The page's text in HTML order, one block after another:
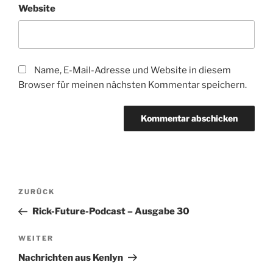
Website
Name, E-Mail-Adresse und Website in diesem
Browser für meinen nächsten Kommentar speichern.
Beitragsnavigation
Vorheriger
Beitrag
ZURÜCK
Rick-Future-Podcast – Ausgabe 30
Nächster
Beitrag
WEITER
Nachrichten aus Kenlyn